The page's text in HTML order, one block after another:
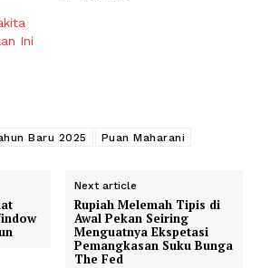
Ini
Baru 2025 Puan Maharani
Next article
Rupiah Melemah Tipis di
Awal Pekan Seiring
Menguatnya Ekspetasi
Pemangkasan Suku Bunga
The Fed